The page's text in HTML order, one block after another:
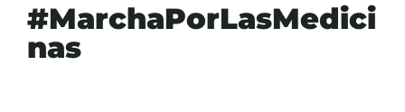
#MarchaPorLasMedici
nas